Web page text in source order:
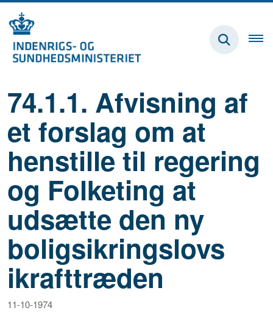
74.1.1. Afvisning af
et forslag om at
henstille til regering
og Folketing at
udsætte den ny
boligsikringslovs
ikrafttræden
11-10-1974